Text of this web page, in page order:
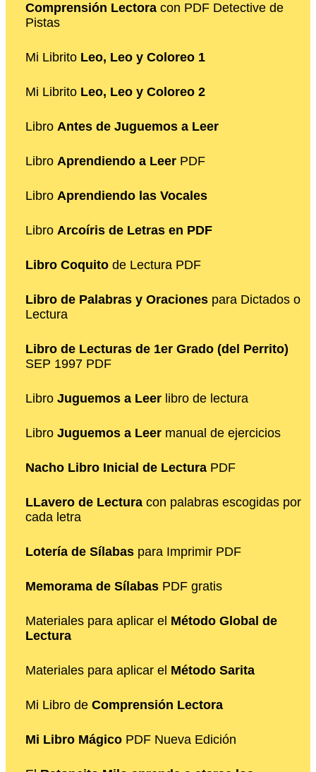
Comprensión Lectora con PDF Detective de
Pistas
Mi Librito Leo, Leo y Coloreo 1
Mi Librito Leo, Leo y Coloreo 2
Libro Antes de Juguemos a Leer
Libro Aprendiendo a Leer PDF
Libro Aprendiendo las Vocales
Libro Arcoíris de Letras en PDF
Libro Coquito de Lectura PDF
Libro de Palabras y Oraciones para Dictados o
Lectura
Libro de Lecturas de 1er Grado (del Perrito)
SEP 1997 PDF
Libro Juguemos a Leer libro de lectura
Libro Juguemos a Leer manual de ejercicios
Nacho Libro Inicial de Lectura PDF
LLavero de Lectura con palabras escogidas por
cada letra
Lotería de Sílabas para Imprimir PDF
Memorama de Sílabas PDF gratis
Materiales para aplicar el Método Global de
Lectura
Materiales para aplicar el Método Sarita
Mi Libro de Comprensión Lectora
Mi Libro Mágico PDF Nueva Edición